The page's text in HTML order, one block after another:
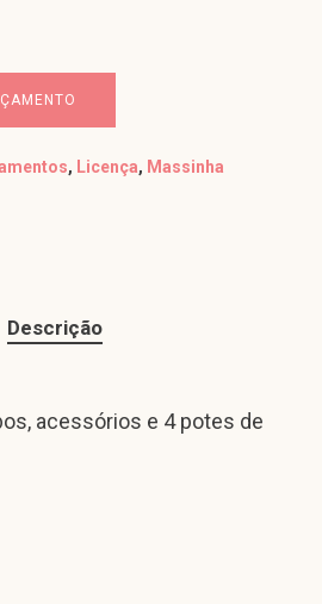
, Licença, Massinha
Descrição
acessórios e 4 potes de